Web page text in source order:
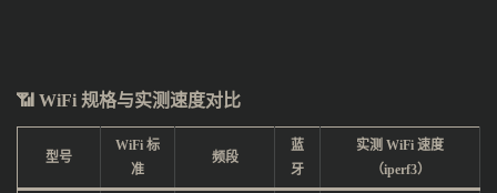
📶 WiFi 规格与实测速度对比
型号
WiFi 标
准
频段
蓝
牙
实测 WiFi 速度
（iperf3）